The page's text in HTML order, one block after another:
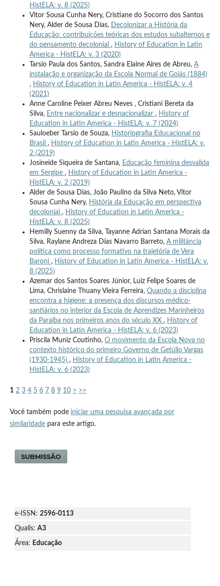
HistELA: v. 8 (2025)
Vitor Sousa Cunha Nery, Cristiane do Socorro dos Santos
Nery, Alder de Sousa Dias, Decolonizar a História da
Educação: contribuições teóricas dos estudos subalternos e
do pensamento decolonial , History of Education in Latin
America - HistELA: v. 3 (2020)
Tarsio Paula dos Santos, Sandra Elaine Aires de Abreu, A
instalação e organização da Escola Normal de Goiás (1884)
, History of Education in Latin America - HistELA: v. 4
(2021)
Anne Caroline Peixer Abreu Neves , Cristiani Bereta da
Silva, Entre nacionalizar e desnacionalizar , History of
Education in Latin America - HistELA: v. 7 (2024)
Sauloeber Tarsio de Souza, Historiografia Educacional no
Brasil , History of Education in Latin America - HistELA: v.
2 (2019)
Josineide Siqueira de Santana, Educação feminina desvalida
em Sergipe , History of Education in Latin America -
HistELA: v. 2 (2019)
Alder de Sousa Dias, João Paulino da Silva Neto, Vitor
Sousa Cunha Nery, História da Educação em perspectiva
decolonial , History of Education in Latin America -
HistELA: v. 8 (2025)
Hemilly Suenny da Silva, Tayanne Adrian Santana Morais da
Silva, Raylane Andreza Dias Navarro Barreto, A militância
política como processo formativo na trajetória de Vera
Baroni , History of Education in Latin America - HistELA: v.
8 (2025)
Azemar dos Santos Soares Júnior, Luiz Felipe Soares de
Lima, Chrislaine Thuany Vieira Ferreira, Quando a disciplina
encontra a higiene: a presença dos discursos médico-
santiários no interior da Escola de Aprendizes Marinheiros
da Paraíba nos primeiros anos do século XX , History of
Education in Latin America - HistELA: v. 6 (2023)
Priscila Muniz Coutinho, O movimento da Escola Nova no
contexto histórico do primeiro Governo de Getúlio Vargas
(1930-1945) , History of Education in Latin America -
HistELA: v. 6 (2023)
1 2 3 4 5 6 7 8 9 10 > >>
Você também pode iniciar uma pesquisa avançada por
similaridadepara este artigo.
SUBMISSÃO
e-ISSN: 2596-0113
Qualis: A3
Área: Educação